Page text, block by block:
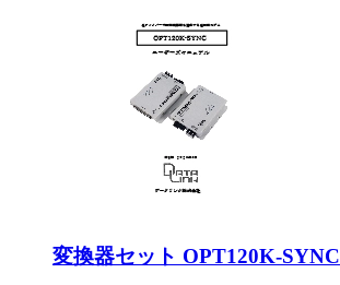
変換器セット OPT120K-SYNC